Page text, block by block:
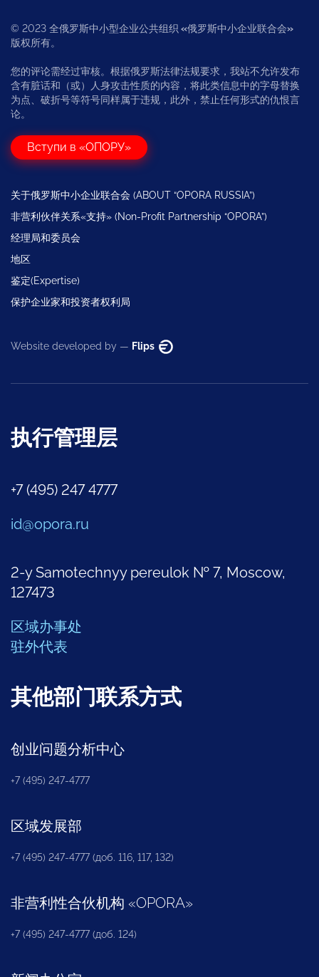
© 2023 全俄罗斯中小型企业公共组织 «俄罗斯中小企业联合会»
版权所有。
您的评论需经过审核。根据俄罗斯法律法规要求，我站不允许发布
含有脏话和（或）人身攻击性质的内容，将此类信息中的字母替换
为点、破折号等符号同样属于违规，此外，禁止任何形式的仇恨言
论。
Вступи в «ОПОРУ»
关于俄罗斯中小企业联合会 (ABOUT “OPORA RUSSIA”)
非营利伙伴关系«支持» (Non-Profit Partnership “OPORA”)
经理局和委员会
地区
鉴定(Expertise)
保护企业家和投资者权利局
Website developed by — Flips
执行管理层
+7 (495) 247 4777
id@opora.ru
2-y Samotechnyy pereulok № 7, Moscow,
127473
区域办事处
驻外代表
其他部门联系方式
创业问题分析中心
+7 (495) 247-4777
区域发展部
+7 (495) 247-4777 (доб. 116, 117, 132)
非营利性合伙机构 «OPORA»
+7 (495) 247-4777 (доб. 124)